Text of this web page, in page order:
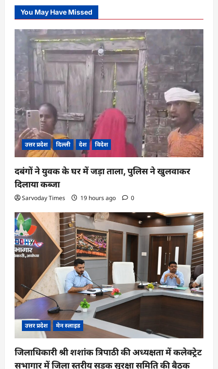
You May Have Missed
उत्तर प्रदेश दिल्ली देश विदेश
दबंगों ने युवक के घर में जड़ा ताला, पुलिस ने खुलवाकर
दिलाया कब्जा
Sarvoday Times 19 hours ago 0
उत्तर प्रदेश मेन स्लाइड
जिलाधिकारी श्री शशांक त्रिपाठी की अध्यक्षता में कलेक्ट्रेट
सभागार में जिला स्तरीय सड़क सुरक्षा समिति की बैठक